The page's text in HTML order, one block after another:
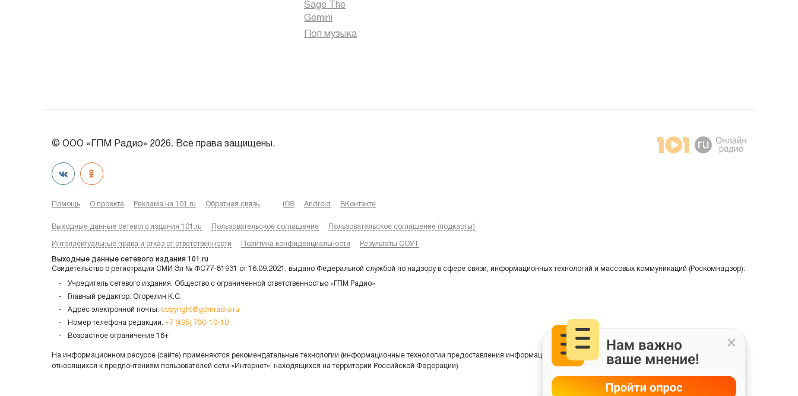
Sage The
Gemini
Поп музыка
© ООО «ГПМ Радио» 2026. Все права защищены.
Помощь О проекте Реклама на 101.ru Обратная связь iOS Android ВКонтакте
Выходные данные сетевого издания 101.ru Пользовательское соглашение Пользовательское соглашение (подкасты)
Интеллектуальные права и отказ от ответственности Политика конфиденциальности Результаты СОУТ
Выходные данные сетевого издания 101.ru
Свидетельство о регистрации СМИ Эл № ФС77-81931 от 16.09.2021, выдано Федеральной службой по надзору в сфере связи, информационных технологий и массовых коммуникаций (Роскомнадзор).
Учредитель сетевого издания: Общество с ограниченной ответственностью «ГПМ Радио»
Главный редактор: Огорелин К.С.
Адрес электронной почты: copyright@gpmradio.ru
Номер телефона редакции: +7 (495) 730-10-10
Возрастное ограничение 18+
На информационном ресурсе (сайте) применяются рекомендательные технологии (информационные технологии предоставления информации на основе сбора, систематизации и анализа сведений,
относящихся к предпочтениям пользователей сети «Интернет», находящихся на территории Российской Федерации)